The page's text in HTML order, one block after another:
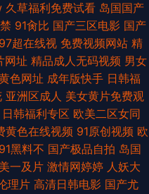
久草福利免费试看 岛国国产
91肏比 国产三区电影 国产
97超在线视 免费视频网站 精
网址 精品成人无码视频 男女
色网址 成年版快手 日韩福
亚洲区成人 美女黄片免费观
日韩福利专区 欧美二区女同
黄色在线视频 91原创视频 欧
91黑料不 国产极品自拍 岛国
一及片 激情网婷婷 人妖大
理片 高清日韩电影 国产尤